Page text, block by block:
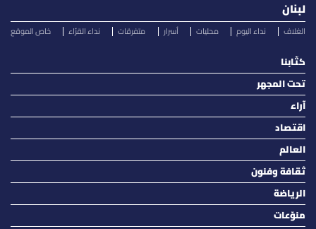
لبنان
الغلاف نداء اليوم محليات أسرار متفرقات نداء القرّاء خاص الموقع
كتّابنا
تحت المجهر
آراء
اقتصاد
العالم
ثقافة وفنون
الرياضة
منوّعات